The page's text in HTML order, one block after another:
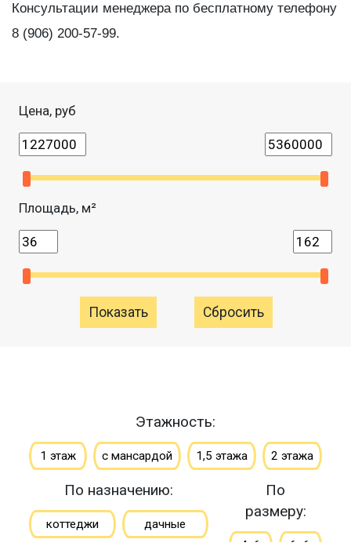
Консультации менеджера по бесплатному телефону
8 (906) 200-57-99.
Цена, руб
Площадь, м²
Сбросить
Этажность:
1 этаж с мансардой 1,5 этажа 2 этажа
По назначению:
коттеджи дачные
По
размеру:
4х6 6х6